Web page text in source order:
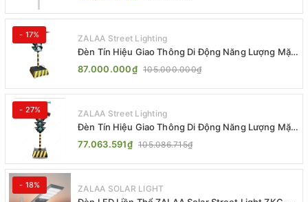
- 17% ZALAA Street Lighting
Đèn Tín Hiệu Giao Thông Di Động Năng Lượng Mặt
Trời ZALAA ZL-300A-D
87.000.000₫ 105.000.000₫
- 27% ZALAA Street Lighting
Đèn Tín Hiệu Giao Thông Di Động Năng Lượng Mặt
Trời ZALAA ZL-409300C
77.063.591₫ 105.086.715₫
- 18% ZALAA SOLAR LIGHT